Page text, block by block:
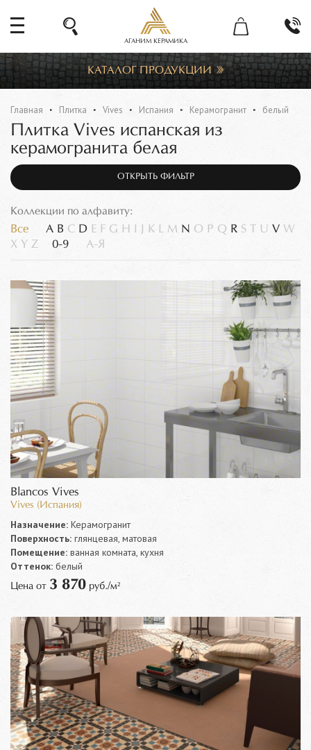
АГАНИМ КЕРАМИКА
КАТАЛОГ ПРОДУКЦИИ
Главная Плитка Vives Испания Керамогранит белый
Плитка Vives испанская из
керамогранита белая
ОТКРЫТЬ ФИЛЬТР
Коллекции по алфавиту:
Все A B C D E F G H K L M N O P Q R S U V W
X Y Z 0-9 А-Я
Blancos Vives
Vives (Испания)
Назначение: Керамогранит
Поверхность: глянцевая, матовая
Помещение: ванная комната, кухня
Оттенок: белый
Цена от 3 870 руб./м²